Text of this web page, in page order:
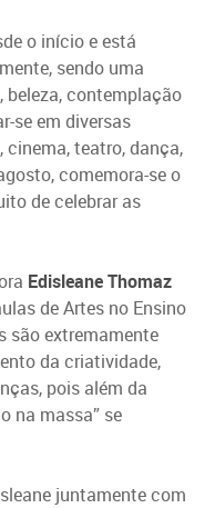
o início e está
sendo uma
contemplação
se em diversas
teatro, dança,
comemora-se o
de celebrar as
Edisleane Thomaz
de Artes no Ensino
são extremamente
da criatividade,
pois além da
na massa” se
juntamente com